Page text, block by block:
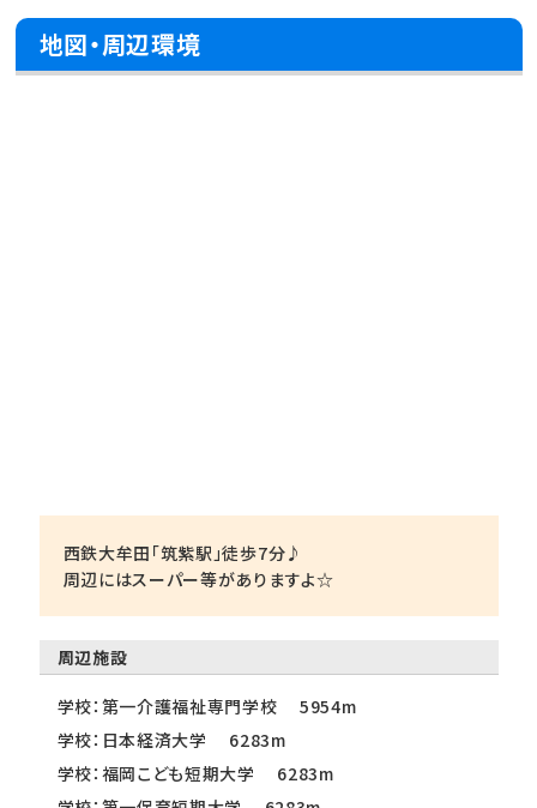
地図・周辺環境
西鉄大牟田「筑紫駅」徒歩7分♪
周辺にはスーパー等がありますよ☆
周辺施設
学校：第一介護福祉専門学校 5954m
学校：日本経済大学 6283m
学校：福岡こども短期大学 6283m